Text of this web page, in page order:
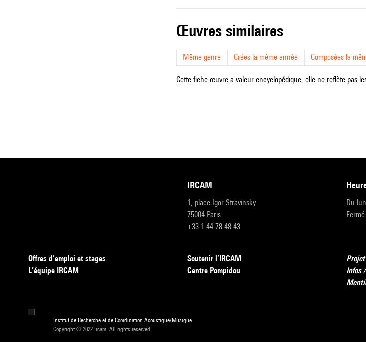
œuvres similaires
Même genre Crées la même année Composées la
Cette fiche œuvre a valeur encyclopédique, elle ne reflète pas
IRCAM
1, place Igor-Stravinsky
75004 Paris
+33 1 44 78 48 43
Du
Offres d’emploi et stages
L’équipe IRCAM
Soutenir l’IRCAM
Centre Pompidou
Infos
Institut de Recherche et de Coordination Acoustique/Musique
Copyright © 2022 Ircam. All rights reserved.